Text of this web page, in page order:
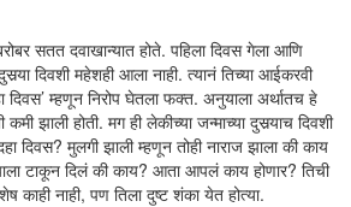
सतत दवाखान्यात होते. पहिला दिवस गेला आणि
दिवशी महेशही आला नाही. त्यानं तिच्या आईकरवी
दिवस’ म्हणून निरोप घेतला फक्त. अनुयाला अर्थातच हे
झाली होती. मग ही लेकीच्या जन्माच्या दुसर्‍याच दिवशी
दिवस? मुलगी झाली म्हणून तोही नाराज झाला की काय
टाकून दिलं की काय? आता आपलं काय होणार? तिची
काही नाही, पण तिला दुष्ट शंका येत होत्या.